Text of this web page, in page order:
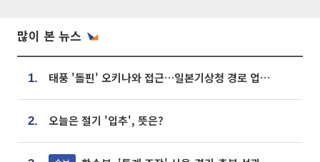
많이 본 뉴스
1. 태풍 '돌핀' 오키나와 접근…일본기상청 경로 업데이트
2. 오늘은 절기 '입추', 뜻은?